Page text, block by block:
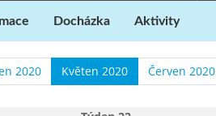
Docházka Aktivity
2020 Květen 2020 Červen 2020